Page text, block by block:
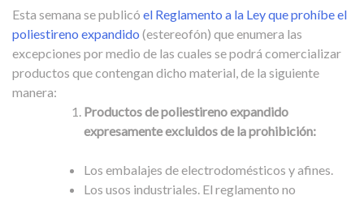
Esta semana se publicó el Reglamento a la Ley que prohíbe el
poliestireno expandido (estereofón) que enumera las
excepciones por medio de las cuales se podrá comercializar
productos que contengan dicho material, de la siguiente
manera:
Productos de poliestireno expandido
expresamente excluidos de la prohibición:
Los embalajes de electrodomésticos y afines.
Los usos industriales. El reglamento no